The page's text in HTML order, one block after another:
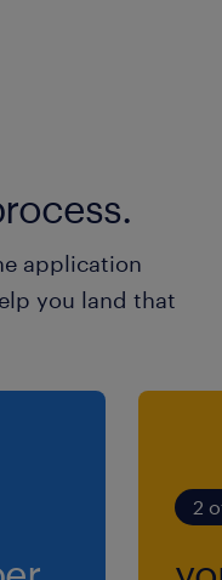
application
you land that
2